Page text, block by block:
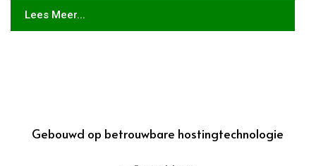
Lees Meer...
Gebouwd op betrouwbare hostingtechnologie